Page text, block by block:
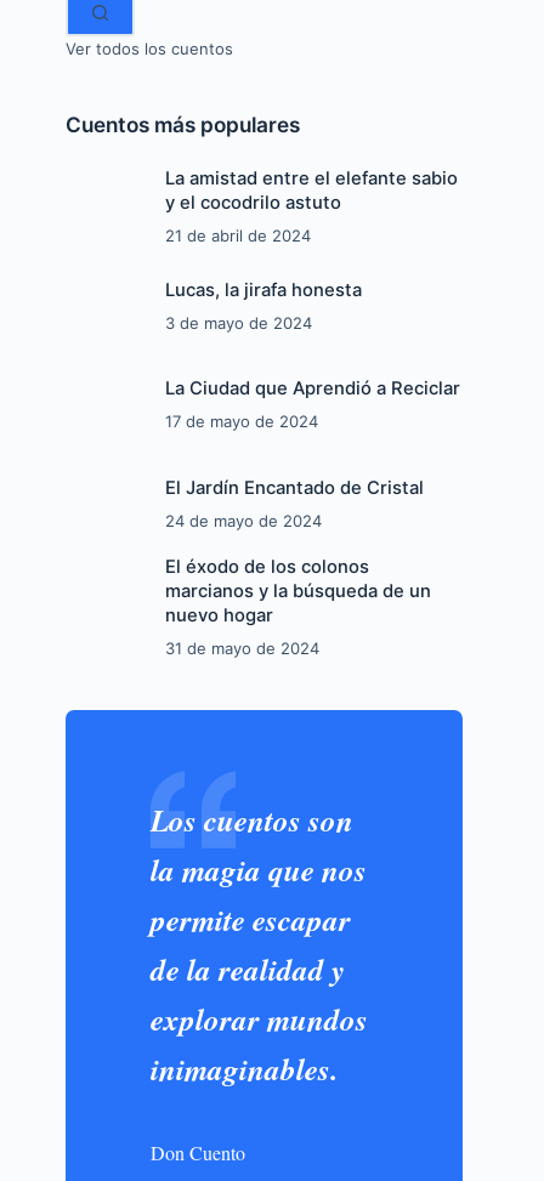
Ver todos los cuentos
Cuentos más populares
La amistad entre el elefante sabio
y el cocodrilo astuto
21 de abril de 2024
Lucas, la jirafa honesta
3 de mayo de 2024
La Ciudad que Aprendió a Reciclar
17 de mayo de 2024
El Jardín Encantado de Cristal
24 de mayo de 2024
El éxodo de los colonos
marcianos y la búsqueda de un
nuevo hogar
31 de mayo de 2024
Los cuentos son
la magia que nos
permite escapar
de la realidad y
explorar mundos
inimaginables.
Don Cuento